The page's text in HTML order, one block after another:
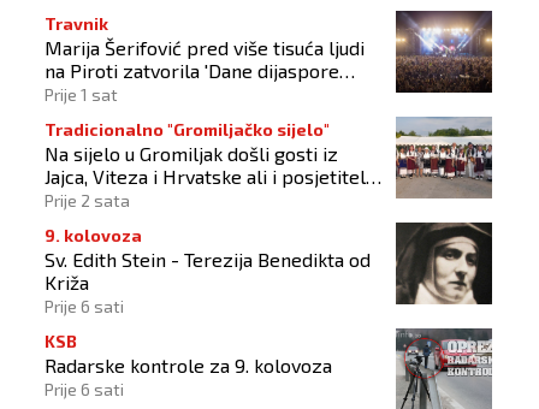
Travnik
Marija Šerifović pred više tisuća ljudi
na Piroti zatvorila 'Dane dijaspore
2026'
Prije 1 sat
Tradicionalno "Gromiljačko sijelo"
Na sijelo u Gromiljak došli gosti iz
Jajca, Viteza i Hrvatske ali i posjetitelji
od Austrije do Australije
Prije 2 sata
9. kolovoza
Sv. Edith Stein - Terezija Benedikta od
Križa
Prije 6 sati
KSB
Radarske kontrole za 9. kolovoza
Prije 6 sati